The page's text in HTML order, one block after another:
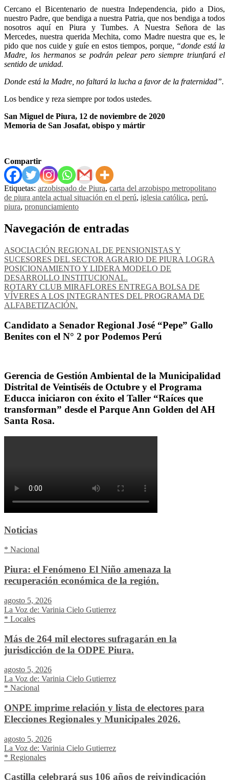
Cercano el Bicentenario de nuestra Independencia, pido a Dios,
nuestro Padre, que bendiga a nuestra Patria, que nos bendiga a todos
nosotros aquí en Piura y Tumbes. A Nuestra Señora de las
Mercedes, nuestra querida Mechita, como Madre nuestra que es, le
pido que nos cuide y guíe en estos tiempos, porque, “donde está la
Madre, los hermanos se podrán pelear pero siempre triunfará el
sentido de unidad.
Donde está la Madre, no faltará la lucha a favor de la fraternidad”.
Los bendice y reza siempre por todos ustedes.
San Miguel de Piura, 12 de noviembre de 2020
Memoria de San Josafat, obispo y mártir
Compartir
Etiquetas: arzobispado de Piura, carta del arzobispo metropolitano
de piura antela actual situación en el perú, iglesia católica, perú,
piura, pronunciamiento
Navegación de entradas
ASOCIACIÓN REGIONAL DE PENSIONISTAS Y
SUCESORES DEL SECTOR AGRARIO DE PIURA LOGRA
POSICIONAMIENTO Y LIDERA MODELO DE
DESARROLLO INSTITUCIONAL.
ROTARY CLUB MIRAFLORES ENTREGA BOLSA DE
VÍVERES A LOS INTEGRANTES DEL PROGRAMA DE
ALFABETIZACIÓN.
Candidato a Senador Regional José “Pepe” Gallo
Benites con el N° 2 por Podemos Perú
Gerencia de Gestión Ambiental de la Municipalidad
Distrital de Veintiséis de Octubre y el Programa
Educca iniciaron con éxito el Taller “Raíces que
transforman” desde el Parque Ann Golden del AH
Santa Rosa.
Noticias
* Nacional
Piura: el Fenómeno El Niño amenaza la
recuperación económica de la región.
agosto 5, 2026
La Voz de: Varinia Cielo Gutierrez
* Locales
Más de 264 mil electores sufragarán en la
jurisdicción de la ODPE Piura.
agosto 5, 2026
La Voz de: Varinia Cielo Gutierrez
* Nacional
ONPE imprime relación y lista de electores para
Elecciones Regionales y Municipales 2026.
agosto 5, 2026
La Voz de: Varinia Cielo Gutierrez
* Regionales
Castilla celebrará sus 106 años de reivindicación